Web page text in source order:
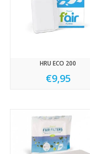
HRU ECO 200
€9,95